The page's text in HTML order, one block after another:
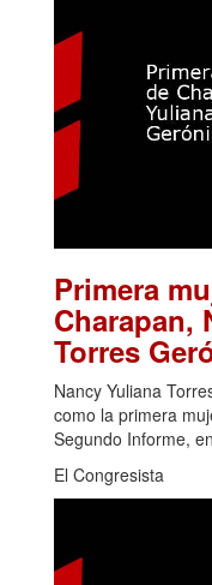
Primera
Charapan,
Torres
Nancy Yuliana
como la primera
Segundo Informe,
El Congresista